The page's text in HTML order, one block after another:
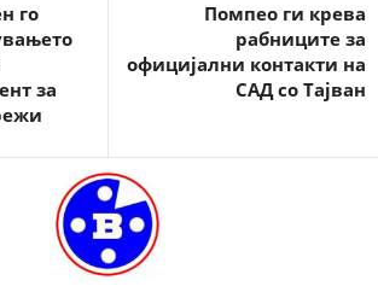
го
за
Помпео ги крева
рабниците за
официјални контакти на
САД со Тајван